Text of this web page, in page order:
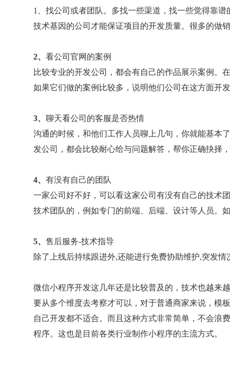
1、找公司或者团队。多找一些渠道，找一些觉得靠
技术基因的公司才能保证项目的开发质量。很多的做
2、 看公司官网的案例
比较专业的开发公司，都会有自己的作品展示案例。
如果它们做的案例比较多，说明他们公司在这方面开
3、 聊天看公司的客服是否热情
沟通的时候，和他们工作人员聊上几句，你就能基本
发公司，都会比较耐心给与问题解答，帮你正确抉择
4、 有没有自己的团队
一家公司好不好，可以看这家公司有没有自己的技术
技术团队的，例如专门的前端、后端、设计等人员。
5、 售后服务-技术指导
除了上线后持续跟进外,还能进行免费协助维护,突发
微信小程序开发这几年还是比较普及的，技术也越来
要从多个维度去考察才可以，对于普通商家来说，模
自己开发都不适合。而且这种方式非常简单，不会浪
程序。这也是目前各类行业制作小程序的主流方式。